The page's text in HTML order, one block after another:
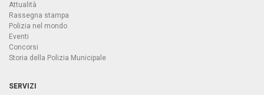
Attualità
Rassegna stampa
Polizia nel mondo
Eventi
Concorsi
Storia della Polizia Municipale
SERVIZI